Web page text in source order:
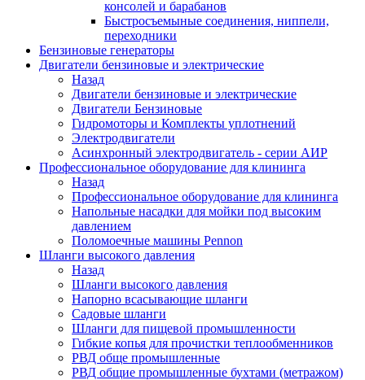
консолей и барабанов
Быстросъемыные соединения, ниппели,
переходники
Бензиновые генераторы
Двигатели бензиновые и электрические
Назад
Двигатели бензиновые и электрические
Двигатели Бензиновые
Гидромоторы и Комплекты уплотнений
Электродвигатели
Асинхронный электродвигатель - серии АИР
Профессиональное оборудование для клининга
Назад
Профессиональное оборудование для клининга
Напольные насадки для мойки под высоким
давлением
Поломоечные машины Pennon
Шланги высокого давления
Назад
Шланги высокого давления
Напорно всасывающие шланги
Садовые шланги
Шланги для пищевой промышленности
Гибкие копья для прочистки теплообменников
РВД обще промышленные
РВД общие промышленные бухтами (метражом)